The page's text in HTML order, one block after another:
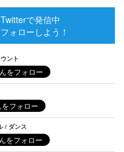
で発信中
ォローしよう！
ント
/ ダンス